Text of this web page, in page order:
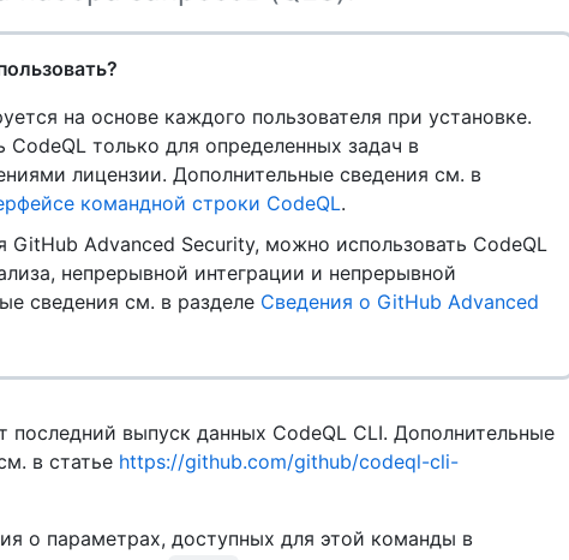
на основе каждого пользователя при установке.
только для определенных задач в
лицензии. Дополнительные сведения см. в
командной строки CodeQL.
GitHub Advanced Security, можно использовать CodeQL
непрерывной интеграции и непрерывной
сведения см. в разделе Сведения о GitHub Advanced
выпуск данных CodeQL CLI. Дополнительные
в статье https://github.com/github/codeql-cli-
о параметрах, доступных для этой команды в